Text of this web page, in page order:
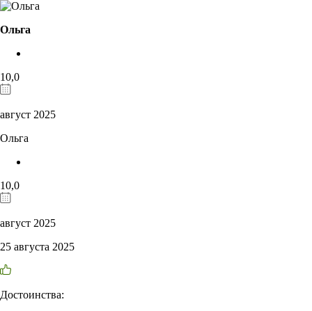
Ольга
10,0
август 2025
Ольга
10,0
август 2025
25 августа 2025
Достоинства: